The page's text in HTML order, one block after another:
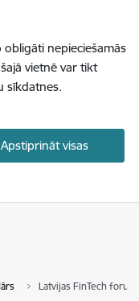
nepieciešamās
vietnē var tikt
sīkdatnes.
Apstiprināt visas
Latvijas FinTech